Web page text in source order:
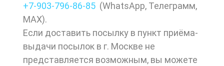
+7-903-796-86-85 (WhatsApp, Телеграмм,
МАХ).
Если доставить посылку в пункт приёма-
выдачи посылок в г. Москве не
представляется возможным, вы можете